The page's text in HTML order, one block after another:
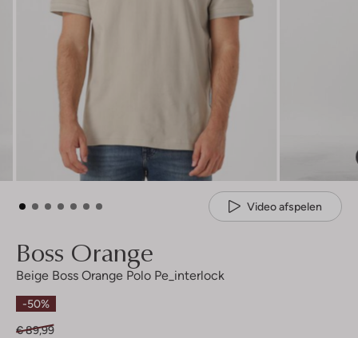
Video afspelen
Boss Orange
Beige Boss Orange Polo Pe_interlock
-50%
€ 89,99